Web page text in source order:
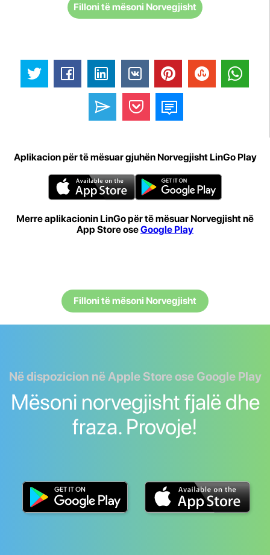
Filloni të mësoni Norvegjisht
Aplikacion për të mësuar gjuhën Norvegjisht LinGo Play
Merre aplikacionin LinGo për të mësuar Norvegjisht në
App Store oseGoogle Play
Filloni të mësoni Norvegjisht
Në dispozicion në Apple Store ose Google Play
Mësoni norvegjisht fjalë dhe
fraza. Provoje!